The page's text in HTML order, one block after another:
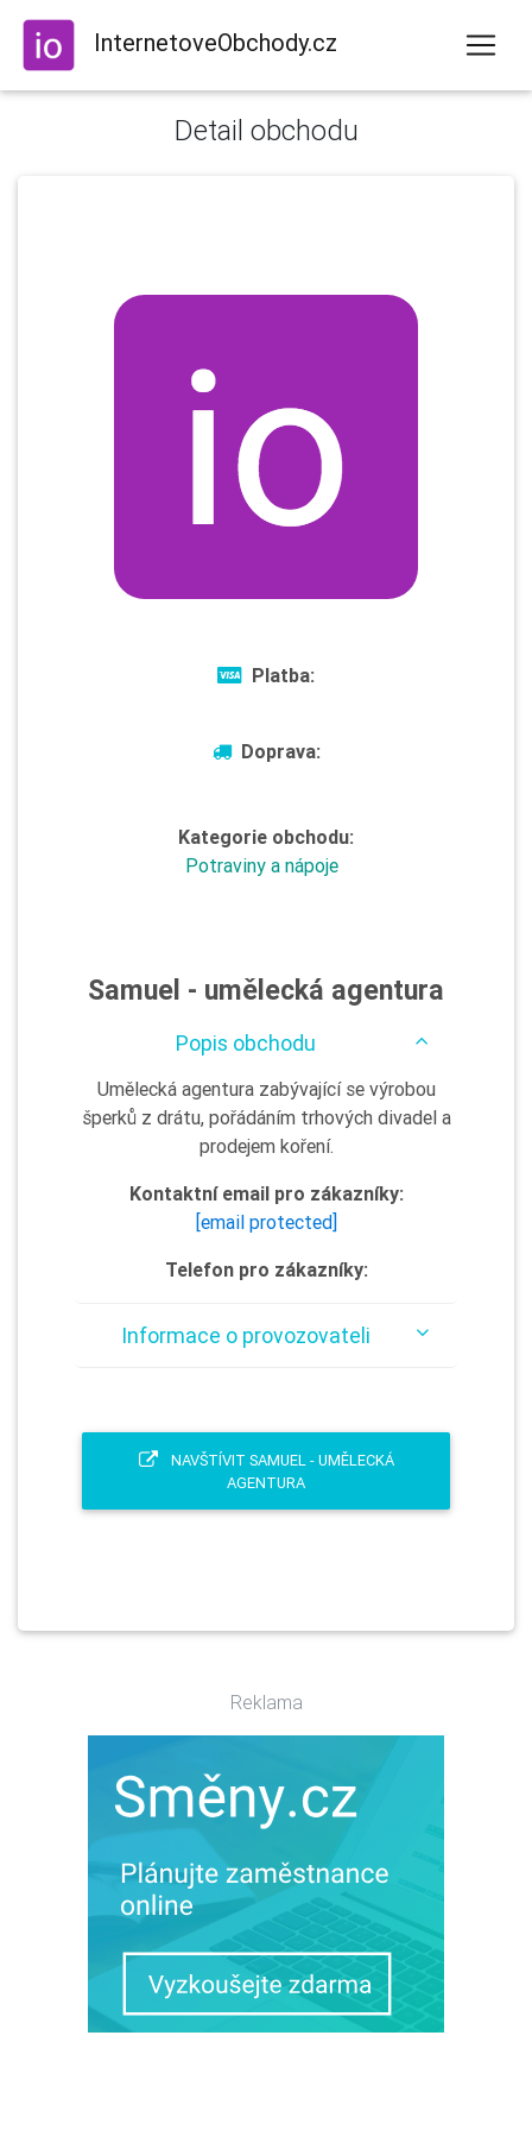
InternetoveObchody.cz
Detail obchodu
Platba:
Doprava:
Kategorie obchodu:
Potraviny a nápoje
Samuel - umělecká agentura
Popis obchodu
Umělecká agentura zabývající se výrobou
šperků z drátu, pořádáním trhových divadel a
prodejem koření.
Kontaktní email pro zákazníky:
[email protected]
Telefon pro zákazníky:
Informace o provozovateli
NAVŠTÍVIT SAMUEL - UMĚLECKÁ
AGENTURA
Reklama